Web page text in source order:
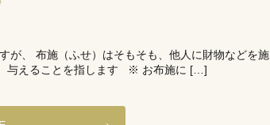
が、 布施（ふせ）はそもそも、他人に財物などを施
与えることを指します ※ お布施に […]